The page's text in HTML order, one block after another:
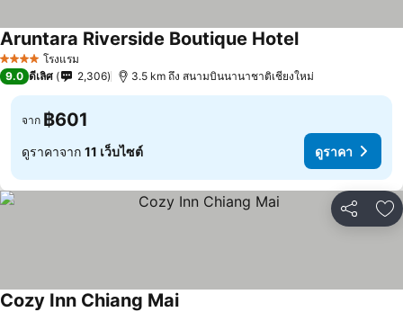
4 ดาว โรงแรม
Aruntara Riverside Boutique Hotel
9.0 ดีเลิศ 2,306 3.5 km ถึง สนามบินนานาชาติเชียงใหม่
จาก ฿601
ดูราคาจาก 11 เว็บไซต์ ดูราคา
แชร์ เ
Cozy Inn Chiang Mai